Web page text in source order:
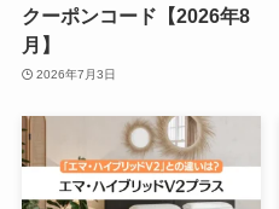
クーポンコード【2026年8
月】
2026年7月3日